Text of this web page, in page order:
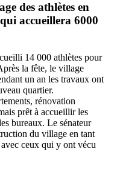
des athlètes en
accueillera 6000
14 000 athlètes pour
la fête, le village
un an les travaux ont
quartier.
rénovation
prêt à accueillir les
bureaux. Le sénateur
du village en tant
ceux qui y ont vécu